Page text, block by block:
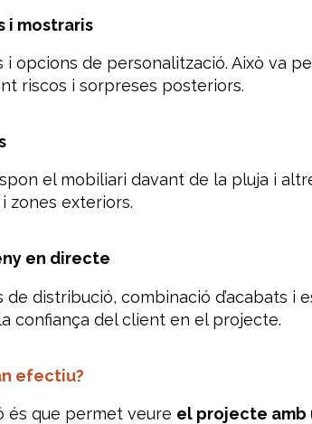
i mostraris
opcions de personalització. Això va
riscos i sorpreses posteriors.
el mobiliari davant de la pluja i
zones exteriors.
en directe
distribució, combinació d’acabats i
confiança del client en el projecte.
efectiu?
és que permet veure el projecte amb